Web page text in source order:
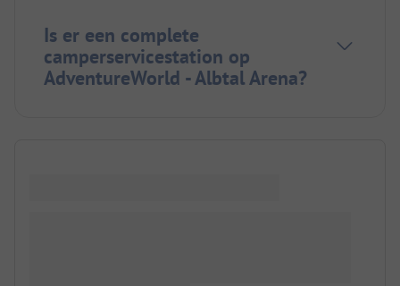
Is er een complete
camperservicestation op
AdventureWorld - Albtal Arena?